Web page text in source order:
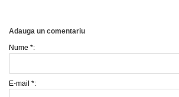
Adauga un comentariu
Nume *:
E-mail *: